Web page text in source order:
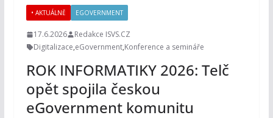
• AKTUÁLNĚ EGOVERNMENT
17.6.2026
Redakce ISVS.CZ
Digitalizace,eGovernment,Konference a semináře
ROK INFORMATIKY 2026: Telč
opět spojila českou
eGovernment komunitu